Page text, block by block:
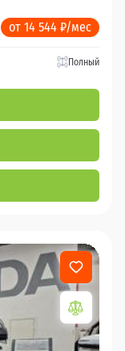
от 14 544 ₽/мес
Полный